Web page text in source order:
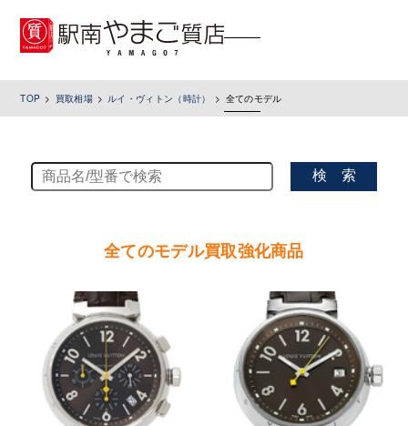
toggle
TOP 買取相場 ルイ・ヴィトン（時計） 全てのモデル
検 索
全てのモデル買取強化商品